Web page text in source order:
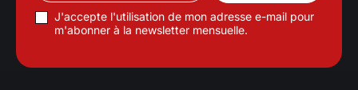
J'accepte l'utilisation de mon adresse e-mail pour
m'abonner à la newsletter mensuelle.